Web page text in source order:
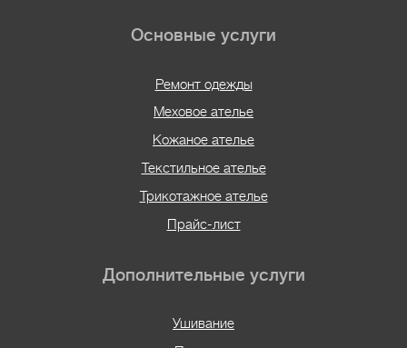
Основные услуги
Ремонт одежды
Меховое ателье
Кожаное ателье
Текстильное ателье
Трикотажное ателье
Прайс-лист
Дополнительные услуги
Ушивание